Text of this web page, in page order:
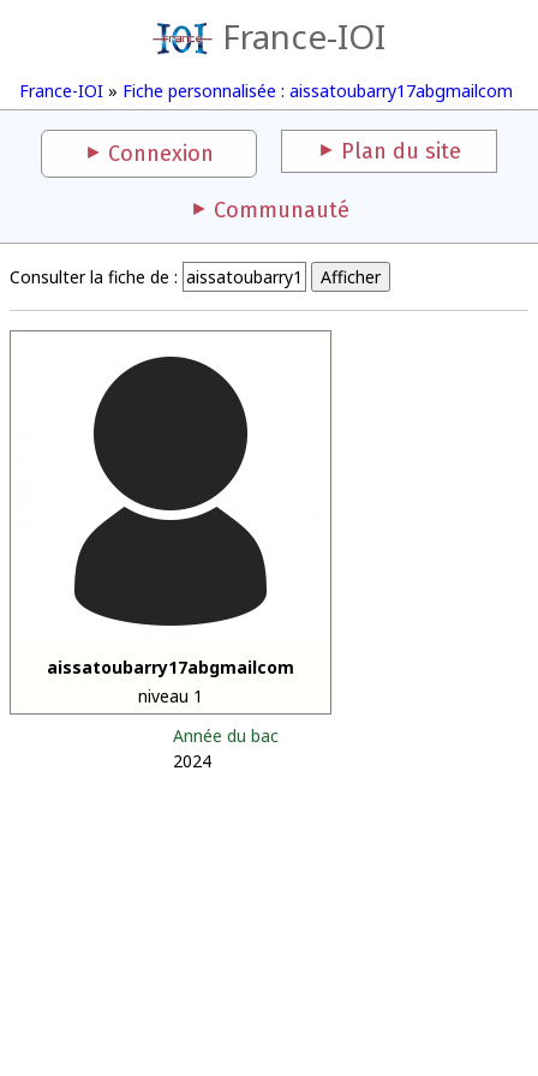
France-IOI
France-IOI » Fiche personnalisée : aissatoubarry17abgmailcom
Connexion Plan du site
Communauté
Consulter la fiche de :
aissatoubarry17abgmailcom
niveau 1
Année du bac
2024